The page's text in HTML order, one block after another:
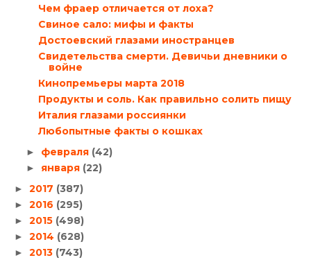
Чем фраер отличается от лоха?
Свиное сало: мифы и факты
Достоевский глазами иностранцев
Свидетельства смерти. Девичьи дневники о
войне
Кинопремьеры марта 2018
Продукты и соль. Как правильно солить пищу
Италия глазами россиянки
Любопытные факты о кошках
► февраля (42)
► января (22)
► 2017 (387)
► 2016 (295)
► 2015 (498)
► 2014 (628)
► 2013 (743)